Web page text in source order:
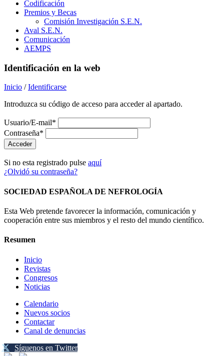
Codificación
Premios y Becas
Comisión Investigación S.E.N.
Aval S.E.N.
Comunicación
AEMPS
Identificación en la web
Inicio /Identificarse
Introduzca su código de acceso para acceder al apartado.
Usuario/E-mail*
Contraseña*
Si no esta registrado pulse aquí
¿Olvidó su contraseña?
SOCIEDAD ESPAÑOLA DE NEFROLOGÍA
Esta Web pretende favorecer la información, comunicación y
cooperación entre sus miembros y el resto del mundo científico.
Resumen
Inicio
Revistas
Congresos
Noticias
Calendario
Nuevos socios
Contactar
Canal de denuncias
Síguenos en Twitter